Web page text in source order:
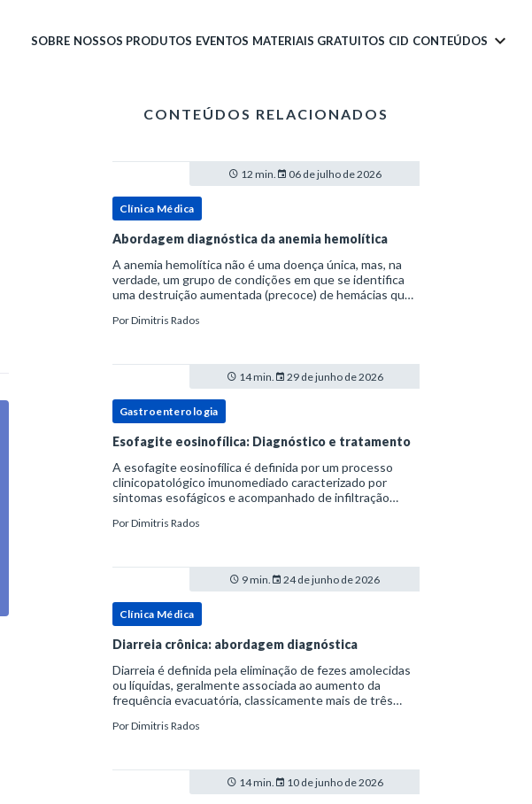
SOBRE NOSSOS PRODUTOS EVENTOS MATERIAIS GRATUITOS CID CONTEÚDOS
CONTEÚDOS RELACIONADOS
12 min. 06 de julho de 2026
Clínica Médica
Abordagem diagnóstica da anemia hemolítica
A anemia hemolítica não é uma doença única, mas, na
verdade, um grupo de condições em que se identifica
uma destruição aumentada (precoce) de hemácias que
óssea.Como a vida média normal da hemácia é de apro
PorDimitris Rados
14 min. 29 de junho de 2026
Gastroenterologia
Esofagite eosinofílica: Diagnóstico e tratamento
A esofagite eosinofílica é definida por um processo
clinicopatológico imunomediado caracterizado por
sintomas esofágicos e acompanhado de infiltração
dentro do espectro da doença do refluxo gastr
PorDimitris Rados
9 min. 24 de junho de 2026
Clínica Médica
Diarreia crônica: abordagem diagnóstica
Diarreia é definida pela eliminação de fezes amolecidas
ou líquidas, geralmente associada ao aumento da
frequência evacuatória, classicamente mais de três
prática, a consistência das fezes costuma s
PorDimitris Rados
14 min. 10 de junho de 2026